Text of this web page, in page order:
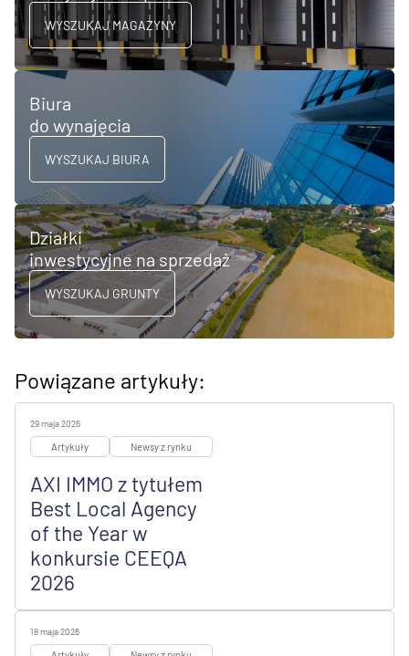
WYSZUKAJ MAGAZYNY
Biura
do wynajęcia
WYSZUKAJ BIURA
Działki
inwestycyjne na sprzedaż
WYSZUKAJ GRUNTY
Powiązane artykuły:
29 maja 2026
Artykuły Newsy z rynku
AXI IMMO z tytułem
Best Local Agency
of the Year w
konkursie CEEQA
2026
18 maja 2026